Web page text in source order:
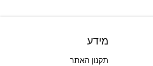
מידע
תקנון האתר